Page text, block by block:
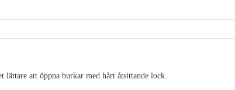
att öppna burkar med hårt åtsittande lock.